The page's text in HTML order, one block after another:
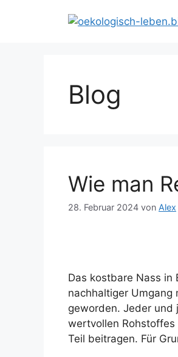
Blog
Wie man
28. Februar 2024 von Alex
Das kostbare Nass in
nachhaltiger Umgang
geworden. Jeder und
wertvollen Rohstoffes
Teil beitragen. Für